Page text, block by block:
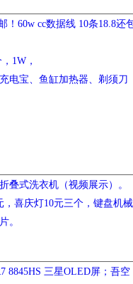
！60w cc数据线 10条18.8还
1W，
电宝、鱼缸加热器、剃须刀
叠式洗衣机（视频展示）。
喜庆灯10元三个，键盘机
。
8845HS 三星OLED屏；吾